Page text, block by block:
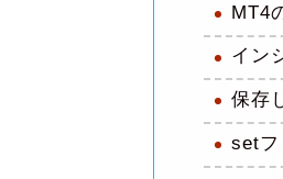
MT4
イン
保存
setフ